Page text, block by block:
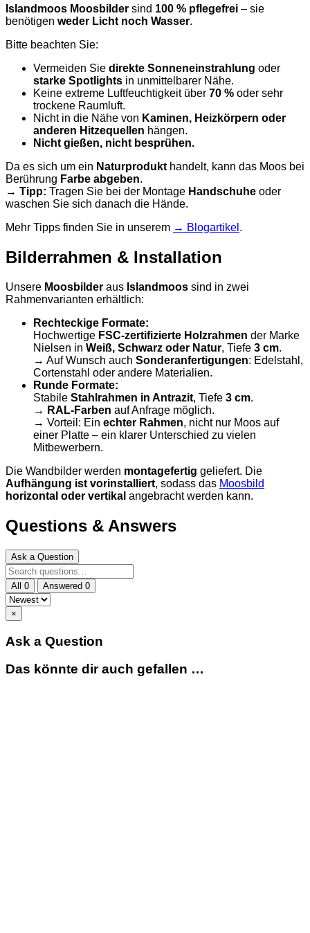
Islandmoos Moosbilder sind 100 % pflegefrei – sie
benötigen weder Licht noch Wasser.
Bitte beachten Sie:
Vermeiden Sie direkte Sonneneinstrahlung oder
starke Spotlights in unmittelbarer Nähe.
Keine extreme Luftfeuchtigkeit über 70 % oder sehr
trockene Raumluft.
Nicht in die Nähe von Kaminen, Heizkörpern oder
anderen Hitzequellen hängen.
Nicht gießen, nicht besprühen.
Da es sich um ein Naturprodukt handelt, kann das Moos bei
Berührung Farbe abgeben.
→ Tipp: Tragen Sie bei der Montage Handschuhe oder
waschen Sie sich danach die Hände.
Mehr Tipps finden Sie in unserem → Blogartikel .
Bilderrahmen & Installation
Unsere Moosbilder aus Islandmoos sind in zwei
Rahmenvarianten erhältlich:
Rechteckige Formate:
Hochwertige FSC-zertifizierte Holzrahmen der Marke
Nielsen in Weiß, Schwarz oder Natur, Tiefe 3 cm.
→ Auf Wunsch auch Sonderanfertigungen: Edelstahl,
Cortenstahl oder andere Materialien.
Runde Formate:
Stabile Stahlrahmen in Antrazit, Tiefe 3 cm.
→ RAL-Farben auf Anfrage möglich.
→ Vorteil: Ein echter Rahmen, nicht nur Moos auf
einer Platte – ein klarer Unterschied zu vielen
Mitbewerbern.
Die Wandbilder werden montagefertig geliefert. Die
Aufhängung ist vorinstalliert, sodass das Moosbild
horizontal oder vertikal angebracht werden kann.
Questions & Answers
Ask a Question
All 0 Answered 0
×
Ask a Question
Das könnte dir auch gefallen …